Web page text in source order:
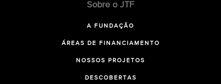
Sobre o JTF
A FUNDAÇÃO
ÁREAS DE FINANCIAMENTO
NOSSOS PROJETOS
DESCOBERTAS